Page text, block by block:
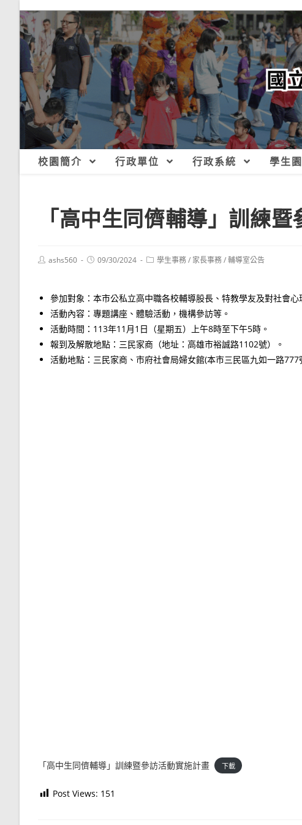
校園簡介 行政單位 行政系統 學生
「高中生同儕輔導」訓練
Postashs560
Post09/30/2024
Post學生事務/ 家長事務/輔導室公告
參加對象：本市公私立高中職各校輔導股長、特教學友及對社會
活動內容：專題講座、體驗活動，機構參訪等。
活動時間：113年11月1日（星期五）上午8時至下午5時。
報到及解散地點：三民家商（地址：高雄市裕誠路1102號）。
活動地點：三民家商、市府社會局婦女館(本市三民區九如一路
「高中生同儕輔導」訓練暨參訪活動實施計畫 下載
Post Views: 151